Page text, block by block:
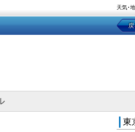
天気･
東